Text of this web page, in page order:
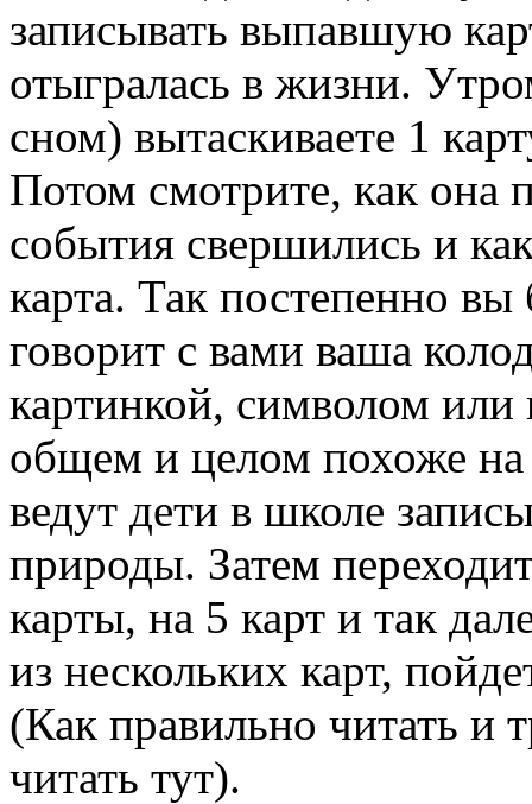
записывать выпавшую
отыгралась в жизни.
сном) вытаскиваете 1
Потом смотрите, как она
события свершились и
карта. Так постепенно
говорит с вами ваша
картинкой, символом
общем и целом похоже
ведут дети в школе
природы. Затем
карты, на 5 карт и так
из нескольких карт,
(Как правильно читать и
читать тут).